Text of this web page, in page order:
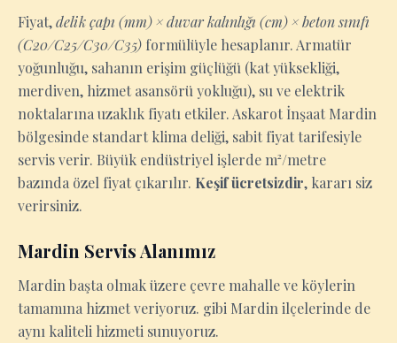
Fiyat,delik çapı (mm) × duvar kalınlığı (cm) × beton sınıfı
(C20/C25/C30/C35) formülüyle hesaplanır. Armatür
yoğunluğu, sahanın erişim güçlüğü (kat yüksekliği,
merdiven, hizmet asansörü yokluğu), su ve elektrik
noktalarına uzaklık fiyatı etkiler. Askarot İnşaat Mardin
bölgesinde standart klima deliği, sabit fiyat tarifesiyle
servis verir. Büyük endüstriyel işlerde m²/metre
bazında özel fiyat çıkarılır. Keşif ücretsizdir, kararı siz
verirsiniz.
Mardin Servis Alanımız
Mardin başta olmak üzere çevre mahalle ve köylerin
tamamına hizmet veriyoruz. gibi Mardin ilçelerinde de
aynı kaliteli hizmeti sunuyoruz.